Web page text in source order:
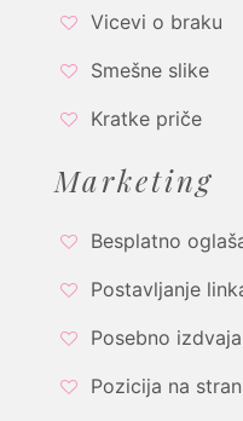
Vicevi o braku
Smešne slike
Kratke priče
Marketing
Besplatno
Postavljanje
Posebno
Pozicija na